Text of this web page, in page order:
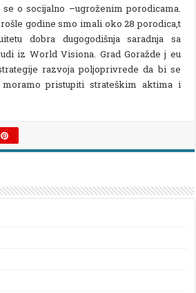
o socijalno –ugroženim porodicama.
godine smo imali oko 28 porodica,t
dobra dugogodišnja saradnja sa
iz World Visiona. Grad Goražde j eu
razvoja poljoprivrede da bi se
pristupiti strateškim aktima i